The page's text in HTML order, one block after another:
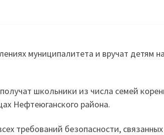
муниципалитета и вручат детям
школьники из числа семей
Нефтеюганского района.
требований безопасности,